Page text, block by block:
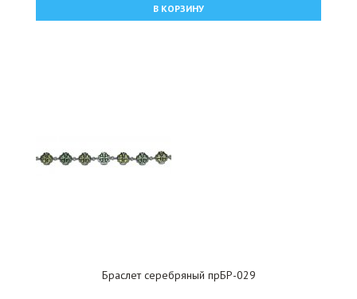
В КОРЗИНУ
Браслет серебряный прБР-029